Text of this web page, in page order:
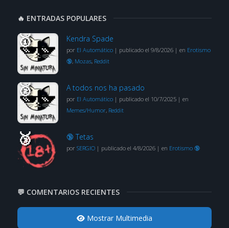
🔥 ENTRADAS POPULARES
Kendra Spade
por El Automático| publicado el 9/8/2026| en Erotismo
🔞, Mozas, Reddit
A todos nos ha pasado
por El Automático| publicado el 10/7/2025| en
Memes/Humor, Reddit
🔞 Tetas
por SERGIO| publicado el 4/8/2026| en Erotismo 🔞
💬 COMENTARIOS RECIENTES
Mostrar Multimedia